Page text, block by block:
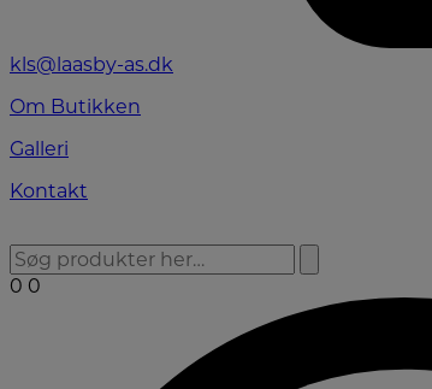
kls@laasby-as.dk
Om Butikken
Galleri
Kontakt
0 0